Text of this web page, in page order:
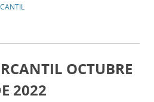
OCTUBRE
2022